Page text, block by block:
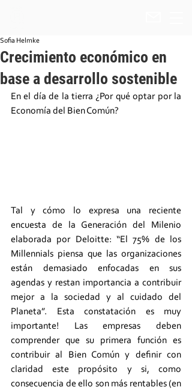
Crecimiento económico en
base a desarrollo sostenible
Sofia Helmke
En el día de la tierra ¿Por qué optar por la
Economía del Bien Común?
Tal y cómo lo expresa una reciente
encuesta de la Generación del Milenio
elaborada por Deloitte: “El 75% de los
Millennials piensa que las organizaciones
están demasiado enfocadas en sus
agendas y restan importancia a contribuir
mejor a la sociedad y al cuidado del
Planeta”. Esta constatación es muy
importante! Las empresas deben
comprender que su primera función es
contribuir al Bien Común y definir con
claridad este propósito y si, como
consecuencia de ello son más rentables (en